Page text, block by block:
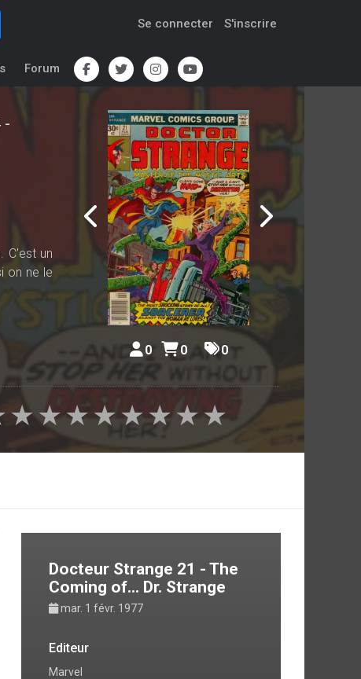
Se connecter S'inscrire
Forum
-
C'est un
on ne le
0 0 0
★
★
★
★
★
★
★
★
Docteur Strange 21 - The
Coming of... Dr. Strange
mar. 1 févr. 1977
Editeur
Marvel